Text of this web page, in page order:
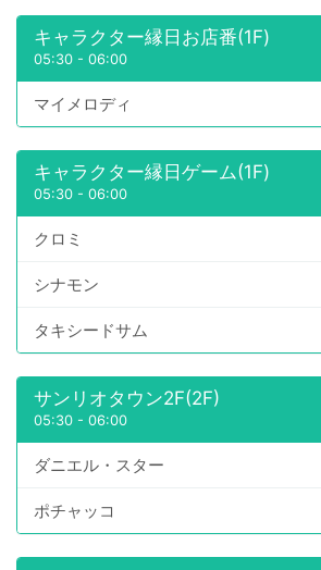
キャラクター縁日お店番(1F)
05:30 - 06:00
マイメロディ
キャラクター縁日ゲーム(1F)
05:30 - 06:00
クロミ
シナモン
タキシードサム
サンリオタウン2F(2F)
05:30 - 06:00
ダニエル・スター
ポチャッコ